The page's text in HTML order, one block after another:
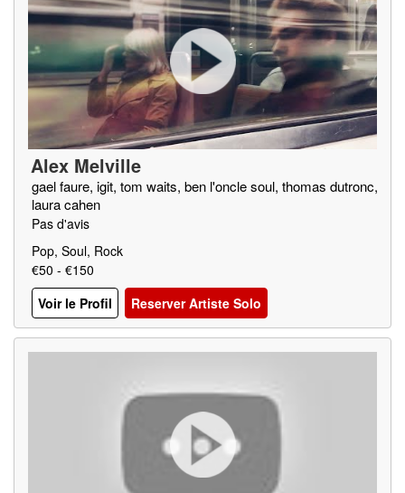
Alex Melville
gael faure, igit, tom waits, ben l'oncle soul, thomas dutronc,
laura cahen
Pas d'avis
Pop, Soul, Rock
€50 - €150
Voir le Profil
Reserver Artiste Solo